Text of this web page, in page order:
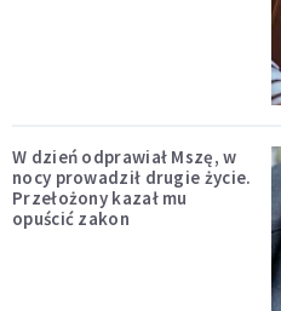
W dzień odprawiał Mszę, w
nocy prowadził drugie życie.
Przełożony kazał mu
opuścić zakon